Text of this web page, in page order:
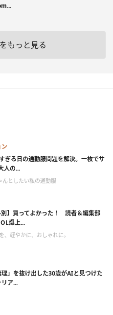
もっと見る
すぎる日の通勤服問題を解決。一枚でサ
人の...
んとしたい私の通勤服
別】買ってよかった！ 読者＆編集部
爆上...
、軽やかに、おしゃれに。
理」を抜け出した30歳がAIと見つけた
ア...